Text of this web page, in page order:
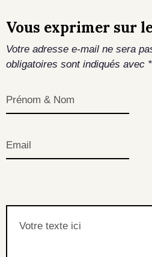
Vous exprimer sur
Votre adresse e-mail ne sera
obligatoires sont indiqués avec *